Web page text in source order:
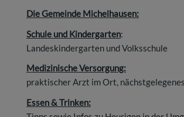
Die Gemeinde Michelhausen:
Schule und Kindergarten:
Landeskindergarten und Volksschule
Medizinische Versorgung:
praktischer Arzt im Ort,
Essen & Trinken: